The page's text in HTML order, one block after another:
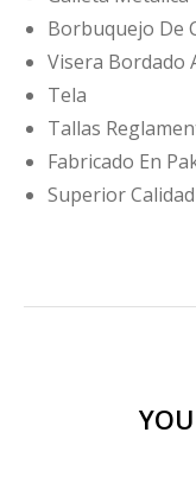
Borbuquejo De
Visera Bordado
Tela
Tallas
Fabricado En
Superior Calidad